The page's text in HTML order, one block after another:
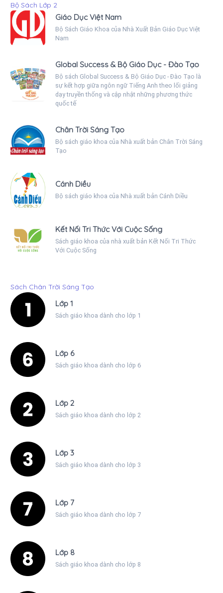
Bộ Sách Lớp 2
Giáo Dục Việt Nam
Bộ Sách Giáo Khoa của Nhà Xuất Bản Giáo Dục Việt
Nam
Global Success & Bộ Giáo Dục - Đào Tạo
Bộ sách Global Success & Bộ Giáo Dục - Đào Tạo là
sự kết hợp giữa ngôn ngữ Tiếng Anh theo lối giảng
dạy truyền thống và cập nhật những phương thức
quốc tế
Chân Trời Sáng Tạo
Bộ sách giáo khoa của Nhà xuất bản Chân Trời Sáng
Tạo
Cánh Diều
Bộ sách giáo khoa của Nhà xuất bản Cánh Diều
Kết Nối Tri Thức Với Cuộc Sống
Sách giáo khoa của nhà xuất bản Kết Nối Tri Thức
Với Cuộc Sống
Sách Chân Trời Sáng Tạo
Lớp 1
Sách giáo khoa dành cho lớp 1
Lớp 6
Sách giáo khoa dành cho lớp 6
Lớp 2
Sách giáo khoa dành cho lớp 2
Lớp 3
Sách giáo khoa dành cho lớp 3
Lớp 7
Sách giáo khoa dành cho lớp 7
Lớp 8
Sách giáo khoa dành cho lớp 8